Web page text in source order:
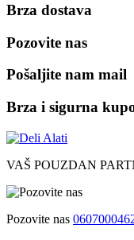
Brza dostava
Pozovite nas
Pošaljite nam mail
Brza i sigurna
VAŠ POUZDAN
Pozovite nas